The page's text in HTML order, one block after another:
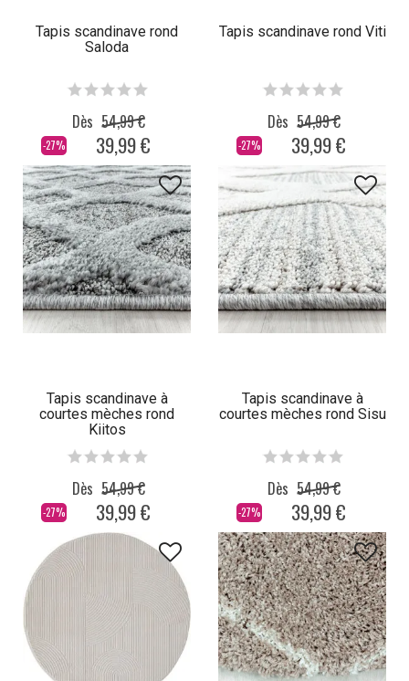
Tapis scandinave rond
Saloda
-27%
Dès 54,99 €
39,99 €
Tapis scandinave rond Viti
-27%
Dès 54,99 €
39,99 €
Tapis scandinave à
courtes mèches rond
Kiitos
-27%
Dès 54,99 €
39,99 €
Tapis scandinave à
courtes mèches rond Sisu
-27%
Dès 54,99 €
39,99 €